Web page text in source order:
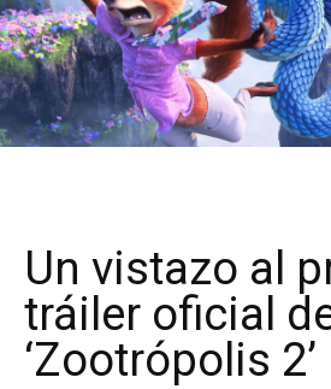
Un vistazo al
tráiler oficial
‘Zootrópolis 2’